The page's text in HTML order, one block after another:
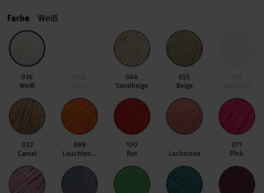
Farbe Weiß
026
Weiß
064
Sandbeige
055
Beige
032
Camel
089
Leuchtendorange
100
Rot
Lachsrosa
071
Pink